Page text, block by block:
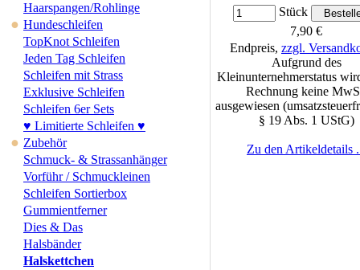
Haarspangen/Rohlinge
● Hundeschleifen
TopKnot Schleifen
Jeden Tag Schleifen
Schleifen mit Strass
Exklusive Schleifen
Schleifen 6er Sets
♥ Limitierte Schleifen ♥
● Zubehör
Schmuck- & Strassanhänger
Vorführ / Schmuckleinen
Schleifen Sortierbox
Gummientferner
Dies & Das
Halsbänder
Halskettchen
Stück
7,90 €
Endpreis, zzgl.
Aufgrund des
Kleinunternehmerstatus
Rechnung keine
ausgewiesen
§ 19 Abs. 1 UStG)
Zu den Artikeldetails